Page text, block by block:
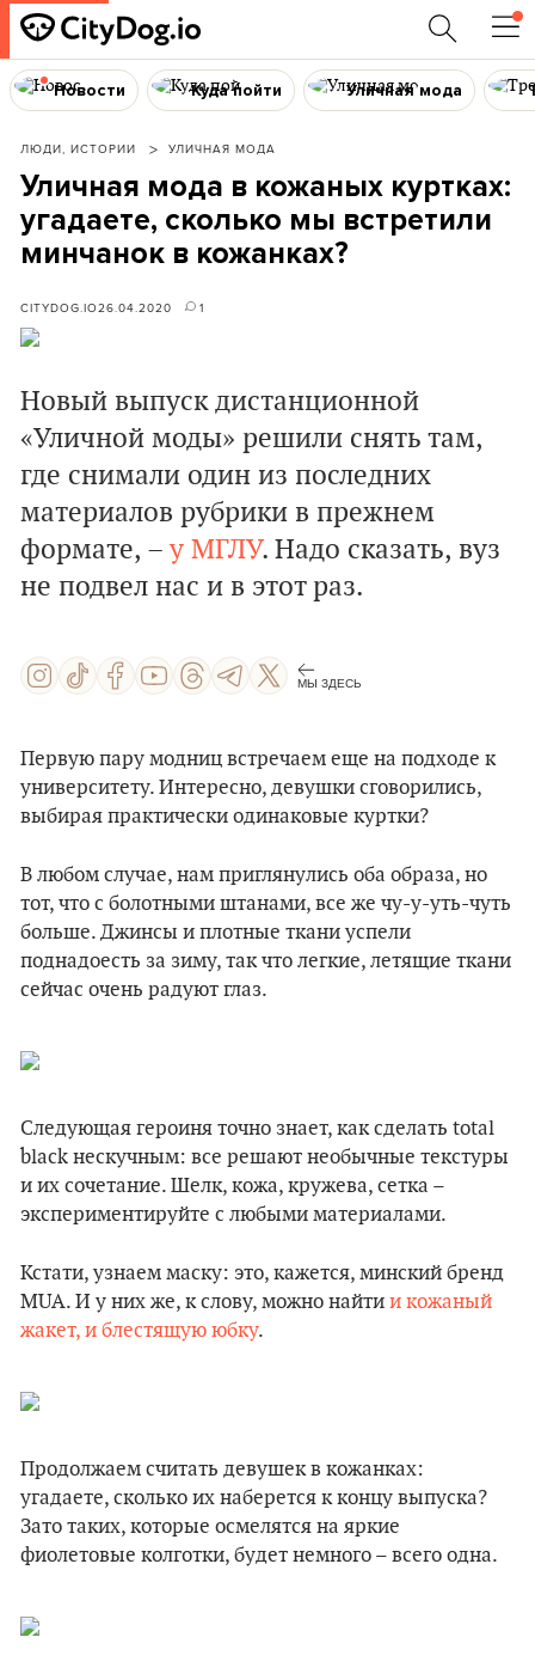
Новости Куда пойти Уличная мода
ЛЮДИ, ИСТОРИИ УЛИЧНАЯ МОДА
Уличная мода в кожаных куртках:
угадаете, сколько мы встретили
минчанок в кожанках?
CITYDOG.IO26.04.2020 1
Новый выпуск дистанционной
«Уличной моды»‎ решили снять там,
где снимали один из последних
материалов рубрики в прежнем
формате, –у МГЛУ. Надо сказать, вуз
не подвел нас и в этот раз.
МЫ ЗДЕСЬ
Первую пару модниц встречаем еще на подходе к
университету. Интересно, девушки сговорились,
выбирая практически одинаковые куртки?
В любом случае, нам приглянулись оба образа, но
тот, что с болотными штанами, все же чу-у-уть-чуть
больше. Джинсы и плотные ткани успели
поднадоесть за зиму, так что легкие, летящие ткани
сейчас очень радуют глаз.
Следующая героиня точно знает, как сделать total
black нескучным: все решают необычные текстуры
и их сочетание. Шелк, кожа, кружева, сетка –
экспериментируйте с любыми материалами.
Кстати, узнаем маску: это, кажется, минский бренд
MUA. И у них же, к слову, можно найти и кожаный
жакет, и блестящую юбку.
Продолжаем считать девушек в кожанках:
угадаете, сколько их наберется к концу выпуска?
Зато таких, которые осмелятся на яркие
фиолетовые колготки, будет немного – всего одна.